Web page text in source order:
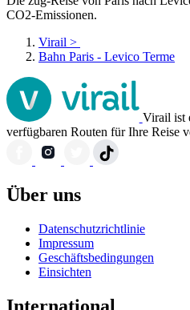
CO2-Emissionen.
Virail >
Bahn Paris - Levico Terme
Virail ist
verfügbaren Routen für Ihre Reise
Über uns
Datenschutzrichtlinie
Impressum
Geschäftsbedingungen
Einsichten